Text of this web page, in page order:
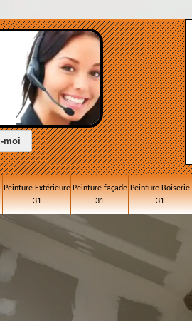
Peinture Extérieure
31
Peinture façade
31
Peinture Boiserie
31